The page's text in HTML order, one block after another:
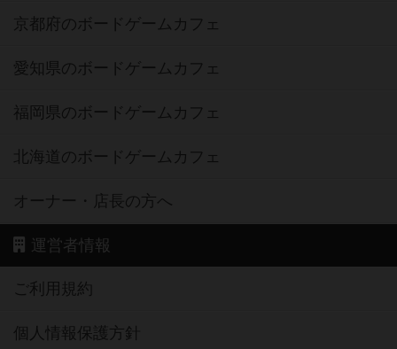
京都府のボードゲームカフェ
愛知県のボードゲームカフェ
福岡県のボードゲームカフェ
北海道のボードゲームカフェ
オーナー・店長の方へ
運営者情報
ご利用規約
個人情報保護方針